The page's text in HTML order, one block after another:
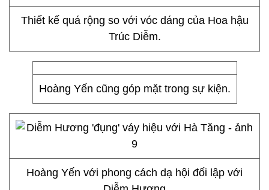
Thiết kế quá rộng so với vóc dáng của Hoa hậu
Trúc Diễm.
Hoàng Yến cũng góp mặt trong sự kiện.
Hoàng Yến với phong cách dạ hội đối lập với